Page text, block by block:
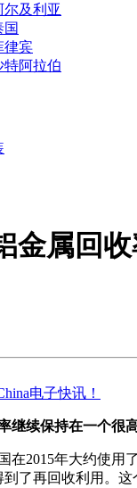
尔及利亚
国
律宾
特阿拉伯
金属回
电子快讯！
继续保持在一个很
在2015年大约使用了
到了再回收利用。